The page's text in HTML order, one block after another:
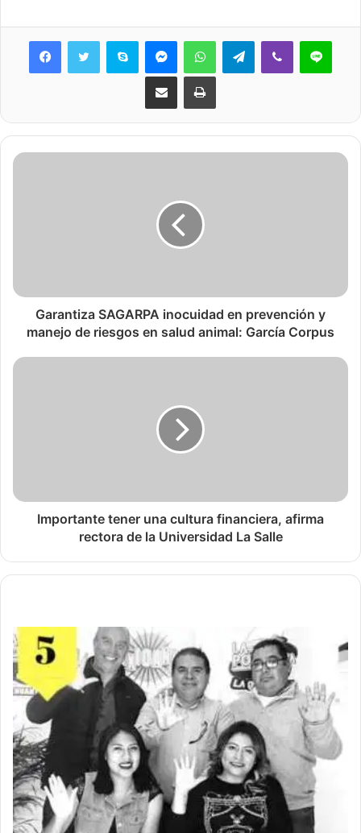
Skype MessengerWhatsAppTelegramViber Line
Share via Email Print
Garantiza SAGARPA inocuidad en prevención y
manejo de riesgos en salud animal: García Corpus
Importante tener una cultura financiera, afirma
rectora de la Universidad La Salle